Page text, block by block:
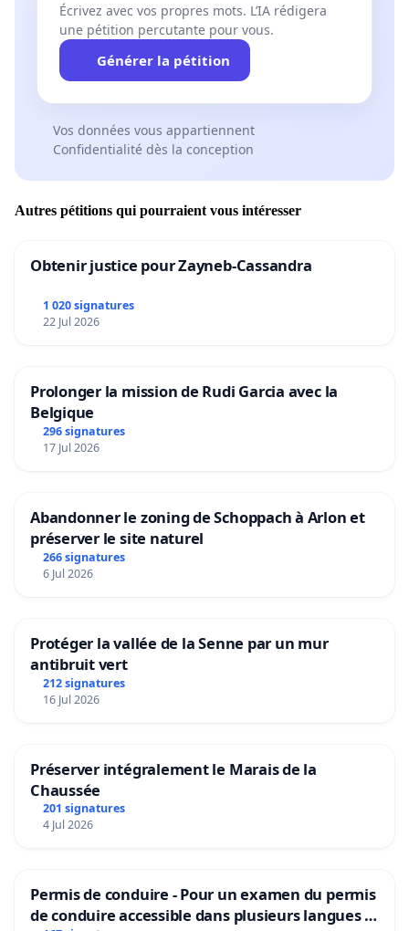
Écrivez avec vos propres mots. L’IA rédigera
une pétition percutante pour vous.
Générer la pétition
Vos données vous appartiennent
Confidentialité dès la conception
Autres pétitions qui pourraient vous intéresser
Obtenir justice pour Zayneb-Cassandra
1 020 signatures
22 Jul 2026
Prolonger la mission de Rudi Garcia avec la
Belgique
296 signatures
17 Jul 2026
Abandonner le zoning de Schoppach à Arlon et
préserver le site naturel
266 signatures
6 Jul 2026
Protéger la vallée de la Senne par un mur
antibruit vert
212 signatures
16 Jul 2026
Préserver intégralement le Marais de la
Chaussée
201 signatures
4 Jul 2026
Permis de conduire - Pour un examen du permis
de conduire accessible dans plusieurs langues à